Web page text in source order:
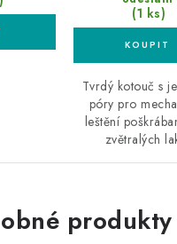
(1 ks)
Tvrdý kotouč s
póry pro
leštění
zvětralých
produkty